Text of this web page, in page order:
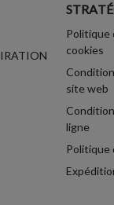
Politique
cookies
site web
ligne
Politique